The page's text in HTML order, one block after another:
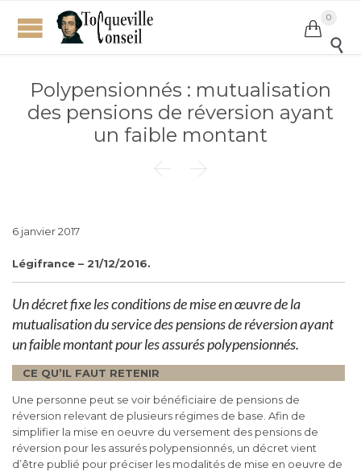

0

Polypensionnés : mutualisation
des pensions de réversion ayant
un faible montant
 
6 janvier 2017
Légifrance – 21/12/2016.
Un décret fixe les conditions de mise en œuvre de la
mutualisation du service des pensions de réversion ayant
un faible montant pour les assurés polypensionnés.
CE QU’IL FAUT RETENIR
Une personne peut se voir bénéficiaire de pensions de
réversion relevant de plusieurs régimes de base. Afin de
simplifier la mise en oeuvre du versement des pensions de
réversion pour les assurés polypensionnés, un décret vient
d’être publié pour préciser les modalités de mise en oeuvre de